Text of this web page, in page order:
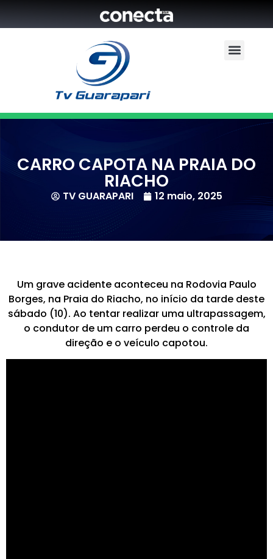
CARRO CAPOTA NA PRAIA DO
RIACHO
TV GUARAPARI 12 maio, 2025
Um grave acidente aconteceu na Rodovia Paulo
Borges, na Praia do Riacho, no início da tarde deste
sábado (10). Ao tentar realizar uma ultrapassagem,
o condutor de um carro perdeu o controle da
direção e o veículo capotou.